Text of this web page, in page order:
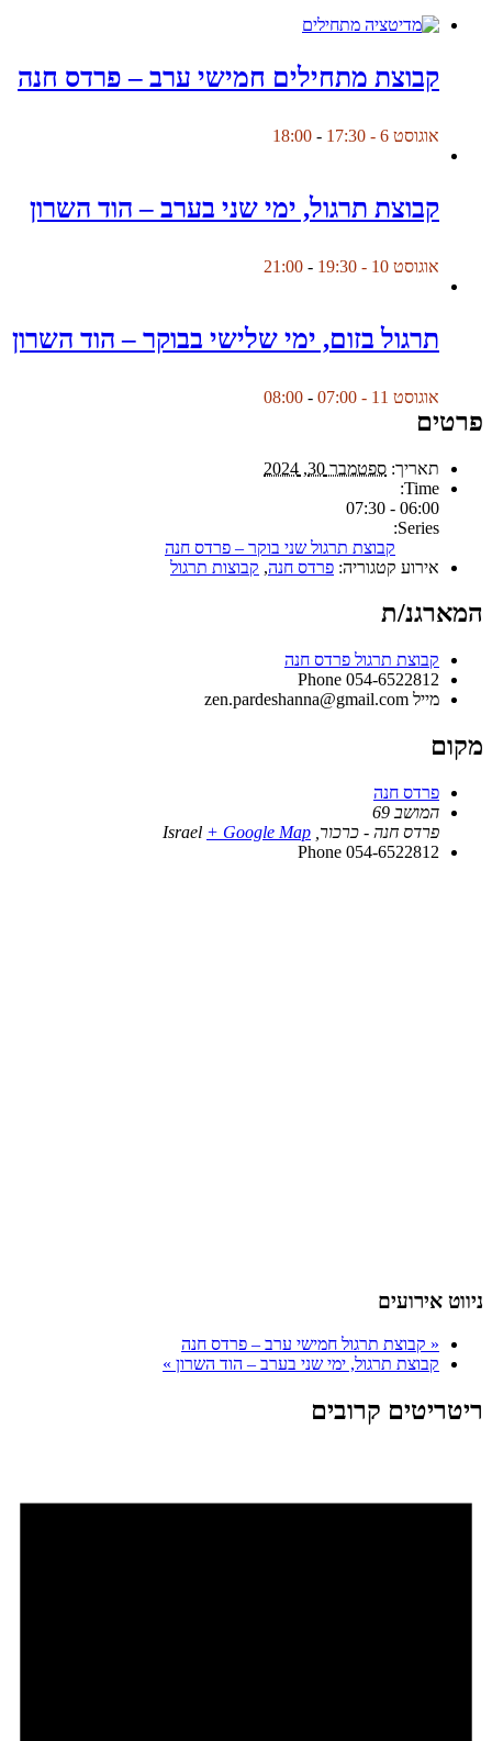
קבוצת מתחילים חמישי ערב – פרדס חנה
אוגוסט 6 - 17:30 -
18:00
קבוצת תרגול, ימי שני בערב – הוד השרון
אוגוסט 10 - 19:30 -
21:00
תרגול בזום, ימי שלישי בבוקר – הוד השרון
אוגוסט 11 - 07:00 -
08:00
פרטים
תאריך: ספטמבר 30, 2024
Time:
06:00 - 07:30
Series:
קבוצת תרגול שני בוקר – פרדס חנה
אירוע קטגוריה: פרדס חנה, קבוצות תרגול
המארגנ/ת
קבוצת תרגול פרדס חנה
Phone 054-6522812
מייל zen.pardeshanna@gmail.com
מקום
פרדס חנה
המושב 69
פרדס חנה - כרכור
Israel + Google Map
Phone 054-6522812
ניווט אירועים
« קבוצת תרגול חמישי ערב – פרדס חנה
קבוצת תרגול, ימי שני בערב – הוד השרון »
ריטריטים קרובים